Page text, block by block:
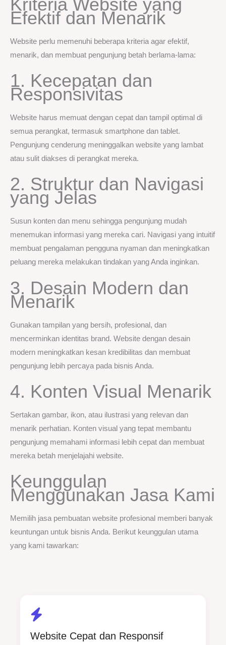
Efektif dan Menarik
Website perlu memenuhi beberapa kriteria agar efektif,
menarik, dan membuat pengunjung betah berlama-lama:
1. Kecepatan dan
Responsivitas
Website harus memuat dengan cepat dan tampil optimal di
semua perangkat, termasuk smartphone dan tablet.
Pengunjung cenderung meninggalkan website yang lambat
atau sulit diakses di perangkat mereka.
2. Struktur dan Navigasi
yang Jelas
Susun konten dan menu sehingga pengunjung mudah
menemukan informasi yang mereka cari. Navigasi yang intuitif
membuat pengalaman pengguna nyaman dan meningkatkan
peluang mereka melakukan tindakan yang Anda inginkan.
3. Desain Modern dan
Menarik
Gunakan tampilan yang bersih, profesional, dan
mencerminkan identitas brand. Website dengan desain
modern meningkatkan kesan kredibilitas dan membuat
pengunjung lebih percaya pada bisnis Anda.
4. Konten Visual Menarik
Sertakan gambar, ikon, atau ilustrasi yang relevan dan
menarik perhatian. Konten visual yang tepat membantu
pengunjung memahami informasi lebih cepat dan membuat
mereka betah menjelajahi website.
Keunggulan
Menggunakan Jasa Kami
Memilih jasa pembuatan website profesional memberi banyak
keuntungan untuk bisnis Anda. Berikut keunggulan utama
yang kami tawarkan:
Website Cepat dan Responsif